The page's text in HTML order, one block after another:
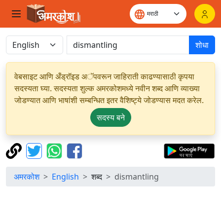
शोधा
वेबसाइट आणि अँड्रॉइड अॅपवरून जाहिराती काढण्यासाठी कृपया
सदस्यता घ्या. सदस्यता शुल्क अमरकोशमध्ये नवीन शब्द आणि व्याख्या
जोडण्यात आणि भाषांशी सम्बन्धित इतर वैशिष्ट्ये जोडण्यास मदत करेल.
सदस्य बने
अमरकोश English शब्द dismantling